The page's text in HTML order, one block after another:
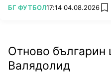
ПОВЕЧЕ ОТ
БГ ФУТБОЛ17:14 04.08.2026
Отново българин
Валядолид